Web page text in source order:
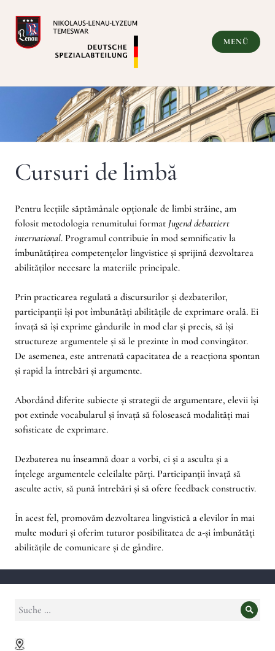
Inhalt
springen
Deutsche Spezialabteilung
MENÜ
Cursuri de limbă
Pentru lecțiile săptămânale opționale de limbi străine, am
folosit metodologia renumitului format Jugend debattiert
international. Programul contribuie în mod semnificativ la
îmbunătățirea competențelor lingvistice și sprijină dezvoltarea
abilităților necesare la materiile principale.
Prin practicarea regulată a discursurilor și dezbaterilor,
participanții își pot îmbunătăți abilitățile de exprimare orală. Ei
învață să își exprime gândurile în mod clar și precis, să își
structureze argumentele și să le prezinte în mod convingător.
De asemenea, este antrenată capacitatea de a reacționa spontan
și rapid la întrebări și argumente.
Abordând diferite subiecte și strategii de argumentare, elevii își
pot extinde vocabularul și învață să folosească modalități mai
sofisticate de exprimare.
Dezbaterea nu înseamnă doar a vorbi, ci și a asculta și a
înțelege argumentele celeilalte părți. Participanții învață să
asculte activ, să pună întrebări și să ofere feedback constructiv.
În acest fel, promovăm dezvoltarea lingvistică a elevilor în mai
multe moduri și oferim tuturor posibilitatea de a-și îmbunătăți
abilitățile de comunicare și de gândire.
Suche
Suche